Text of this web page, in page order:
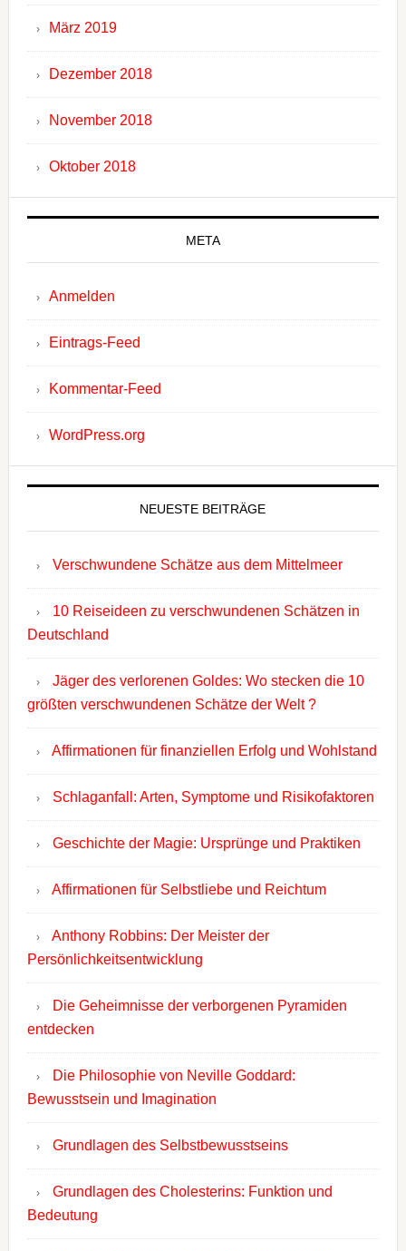
März 2019
Dezember 2018
November 2018
Oktober 2018
META
Anmelden
Eintrags-Feed
Kommentar-Feed
WordPress.org
NEUESTE BEITRÄGE
Verschwundene Schätze aus dem Mittelmeer
10 Reiseideen zu verschwundenen Schätzen in
Deutschland
Jäger des verlorenen Goldes: Wo stecken die 10
größten verschwundenen Schätze der Welt ?
Affirmationen für finanziellen Erfolg und Wohlstand
Schlaganfall: Arten, Symptome und Risikofaktoren
Geschichte der Magie: Ursprünge und Praktiken
Affirmationen für Selbstliebe und Reichtum
Anthony Robbins: Der Meister der
Persönlichkeitsentwicklung
Die Geheimnisse der verborgenen Pyramiden
entdecken
Die Philosophie von Neville Goddard:
Bewusstsein und Imagination
Grundlagen des Selbstbewusstseins
Grundlagen des Cholesterins: Funktion und
Bedeutung